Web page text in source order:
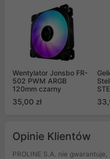
Wentylator Jonsbo FR-
502 PWM ARGB
120mm czarny
35,00 zł
Opinie Klientów
PROLINE S.A. nie